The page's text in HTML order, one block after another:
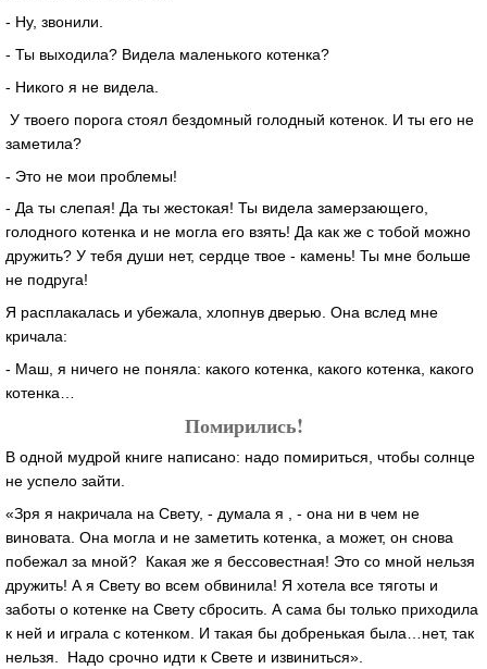
- Ну, звонили.
- Ты выходила? Видела маленького котенка?
- Никого я не видела.
У твоего порога стоял бездомный голодный котенок. И ты его не
заметила?
- Это не мои проблемы!
- Да ты слепая! Да ты жестокая! Ты видела замерзающего,
голодного котенка и не могла его взять! Да как же с тобой можно
дружить? У тебя души нет, сердце твое - камень! Ты мне больше
не подруга!
Я расплакалась и убежала, хлопнув дверью. Она вслед мне
кричала:
- Маш, я ничего не поняла: какого котенка, какого котенка, какого
котенка…
Помирились!
В одной мудрой книге написано: надо помириться, чтобы солнце
не успело зайти.
«Зря я накричала на Свету, - думала я , - она ни в чем не
виновата. Она могла и не заметить котенка, а может, он снова
побежал за мной? Какая же я бессовестная! Это со мной нельзя
дружить! А я Свету во всем обвинила! Я хотела все тяготы и
заботы о котенке на Свету сбросить. А сама бы только приходила
к ней и играла с котенком. И такая бы добренькая была…нет, так
нельзя. Надо срочно идти к Свете и извиниться».